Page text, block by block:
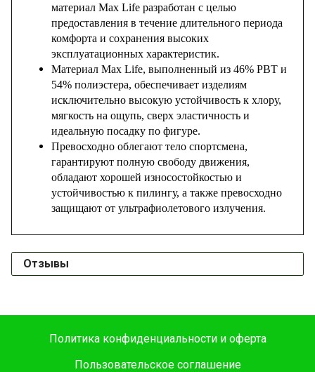
материал Max Life разработан с целью
предоставления в течение длительного периода
комфорта и сохранения высоких
эксплуатационных характеристик.
Материал Max Life, выполненный из 46% PBT и
54% полиэстера, обеспечивает изделиям
исключительно высокую устойчивость к хлору,
мягкость на ощупь, сверх эластичность и
идеальную посадку по фигуре.
Превосходно облегают тело спортсмена,
гарантируют полную свободу движения,
обладают хорошей износостойкостью и
устойчивостью к пилингу, а также превосходно
защищают от ультрафиолетового излучения.
Отзывы
Политика конфиденциальности и оферта
Пользовательское соглашение